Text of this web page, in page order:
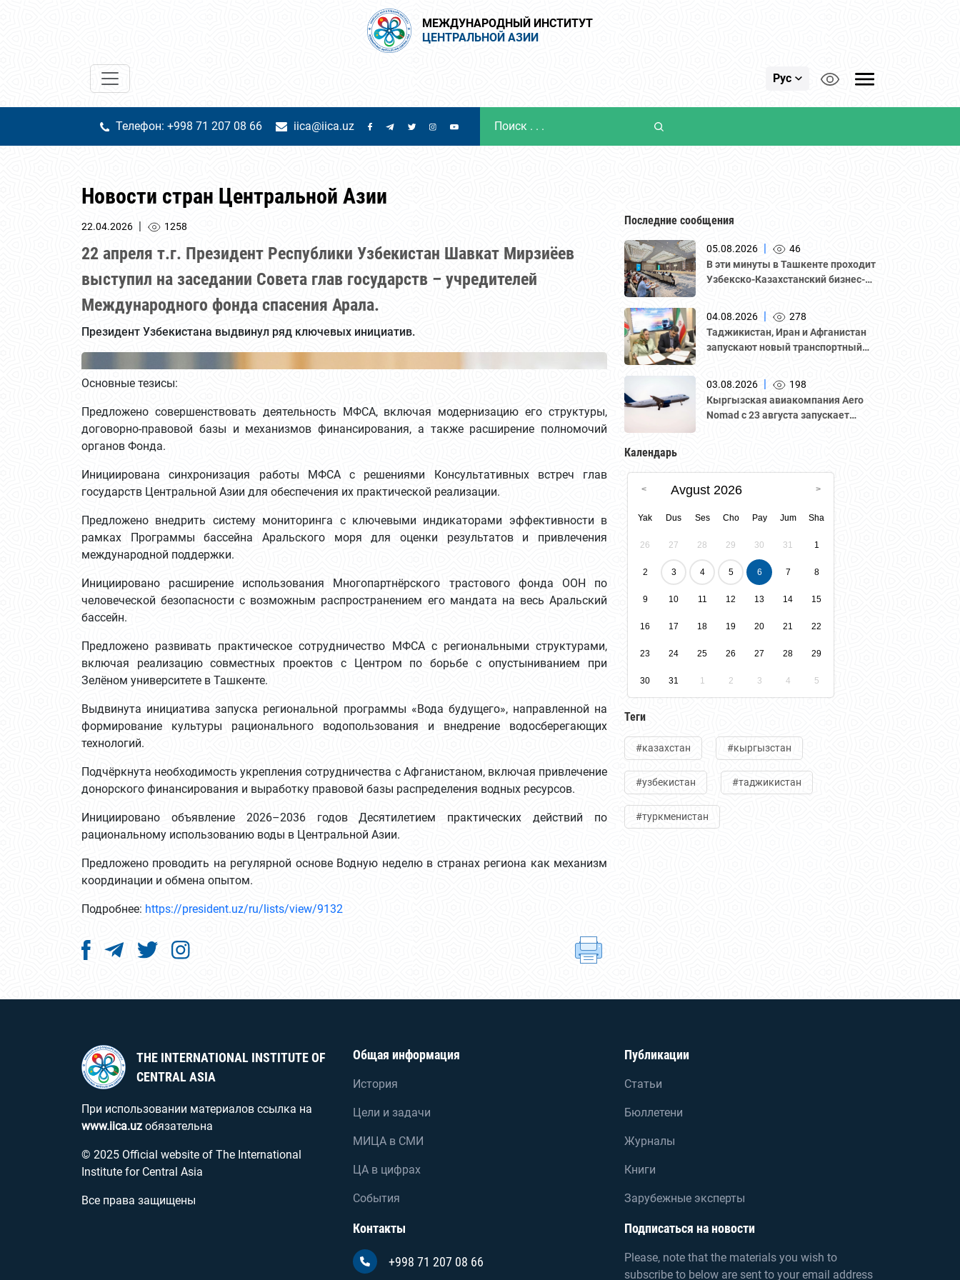
МЕЖДУНАРОДНЫЙ ИНСТИТУТ
ЦЕНТРАЛЬНОЙ АЗИИ
Рус
Телефон: +998 71 207 08 66 iica@iica.uz
Новости стран Центральной Азии
22.04.2026 | 1258
22 апреля т.г. Президент Республики Узбекистан Шавкат Мирзиёев
выступил на заседании Совета глав государств – учредителей
Международного фонда спасения Арала.
Президент Узбекистана выдвинул ряд ключевых инициатив.
Основные тезисы:
Предложено совершенствовать деятельность МФСА, включая модернизацию его структуры,
договорно-правовой базы и механизмов финансирования, а также расширение полномочий
органов Фонда.
Инициирована синхронизация работы МФСА с решениями Консультативных встреч глав
государств Центральной Азии для обеспечения их практической реализации.
Предложено внедрить систему мониторинга с ключевыми индикаторами эффективности в
рамках Программы бассейна Аральского моря для оценки результатов и привлечения
международной поддержки.
Инициировано расширение использования Многопартнёрского трастового фонда ООН по
человеческой безопасности с возможным распространением его мандата на весь Аральский
бассейн.
Предложено развивать практическое сотрудничество МФСА с региональными структурами,
включая реализацию совместных проектов с Центром по борьбе с опустыниванием при
Зелёном университете в Ташкенте.
Выдвинута инициатива запуска региональной программы «Вода будущего», направленной на
формирование культуры рационального водопользования и внедрение водосберегающих
технологий.
Подчёркнута необходимость укрепления сотрудничества с Афганистаном, включая привлечение
донорского финансирования и выработку правовой базы распределения водных ресурсов.
Инициировано объявление 2026–2036 годов Десятилетием практических действий по
рациональному использованию воды в Центральной Азии.
Предложено проводить на регулярной основе Водную неделю в странах региона как механизм
координации и обмена опытом.
Подробнее: https://president.uz/ru/lists/view/9132
Последние сообщения
05.08.2026 |
46
В эти минуты в Ташкенте проходит
Узбекско-Казахстанский бизнес-
участием делегации во главе с
Национальной палатой
предпринимателей Казахстана
"Атамекен."
04.08.2026 |
278
Таджикистан, Иран и Афганистан
запускают новый транспортный
03.08.2026 |
198
Кыргызская авиакомпания Aero
Nomad с 23 августа запускает
Календарь
Avgust 2026
Yak Dus Ses Cho Pay Jum Sha
26 27 28 29 30 31 1
2 3 4 5 6 7 8
9 10 11 12 13 14 15
16 17 18 19 20 21 22
23 24 25 26 27 28 29
30 31 1 2 3 4 5
Теги
#казахстан #кыргызстан
#узбекистан #таджикистан
#туркменистан
THE INTERNATIONAL INSTITUTE OF
CENTRAL ASIA
При использовании материалов ссылка на
www.iica.uz обязательна
© 2025 Official website of The International
Institute for Central Asia
Все права защищены
Общая информация
История
Цели и задачи
МИЦА в СМИ
ЦА в цифрах
События
Публикации
Статьи
Бюллетени
Журналы
Книги
Зарубежные эксперты
Контакты
+998 71 207 08 66
Подписаться на новости
Please, note that the materials you wish to
subscribe to below are sent to your email address